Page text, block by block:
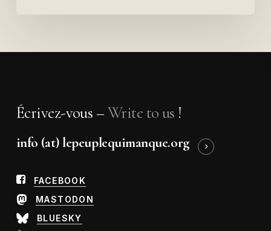
Écrivez-vous –Write to us !
info (at) lepeuplequimanque.org
FACEBOOK
MASTODON
BLUESKY